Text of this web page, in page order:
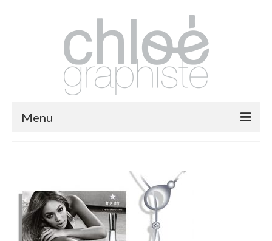
Menu
fashion
logos